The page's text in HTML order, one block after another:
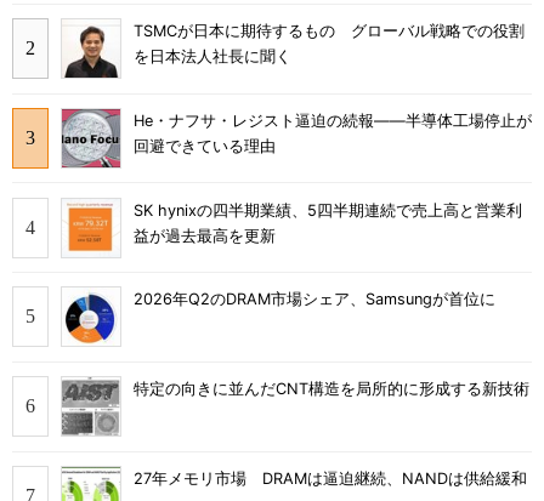
TSMCが日本に期待するもの グローバル戦略での役割
を日本法人社長に聞く
He・ナフサ・レジスト逼迫の続報――半導体工場停止が
回避できている理由
SK hynixの四半期業績、5四半期連続で売上高と営業利
益が過去最高を更新
2026年Q2のDRAM市場シェア、Samsungが首位に
特定の向きに並んだCNT構造を局所的に形成する新技術
27年メモリ市場 DRAMは逼迫継続、NANDは供給緩和